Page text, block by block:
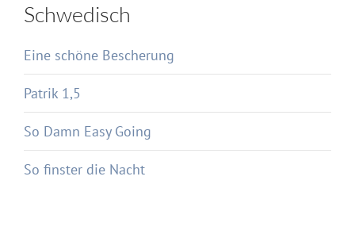
Schwedisch
Eine schöne Bescherung
Patrik 1,5
So Damn Easy Going
So finster die Nacht